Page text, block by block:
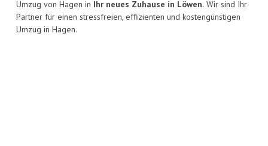
Umzug von Hagen in Ihr neues Zuhause in Löwen. Wir sind Ihr
Partner für einen stressfreien, effizienten und kostengünstigen
Umzug in Hagen.